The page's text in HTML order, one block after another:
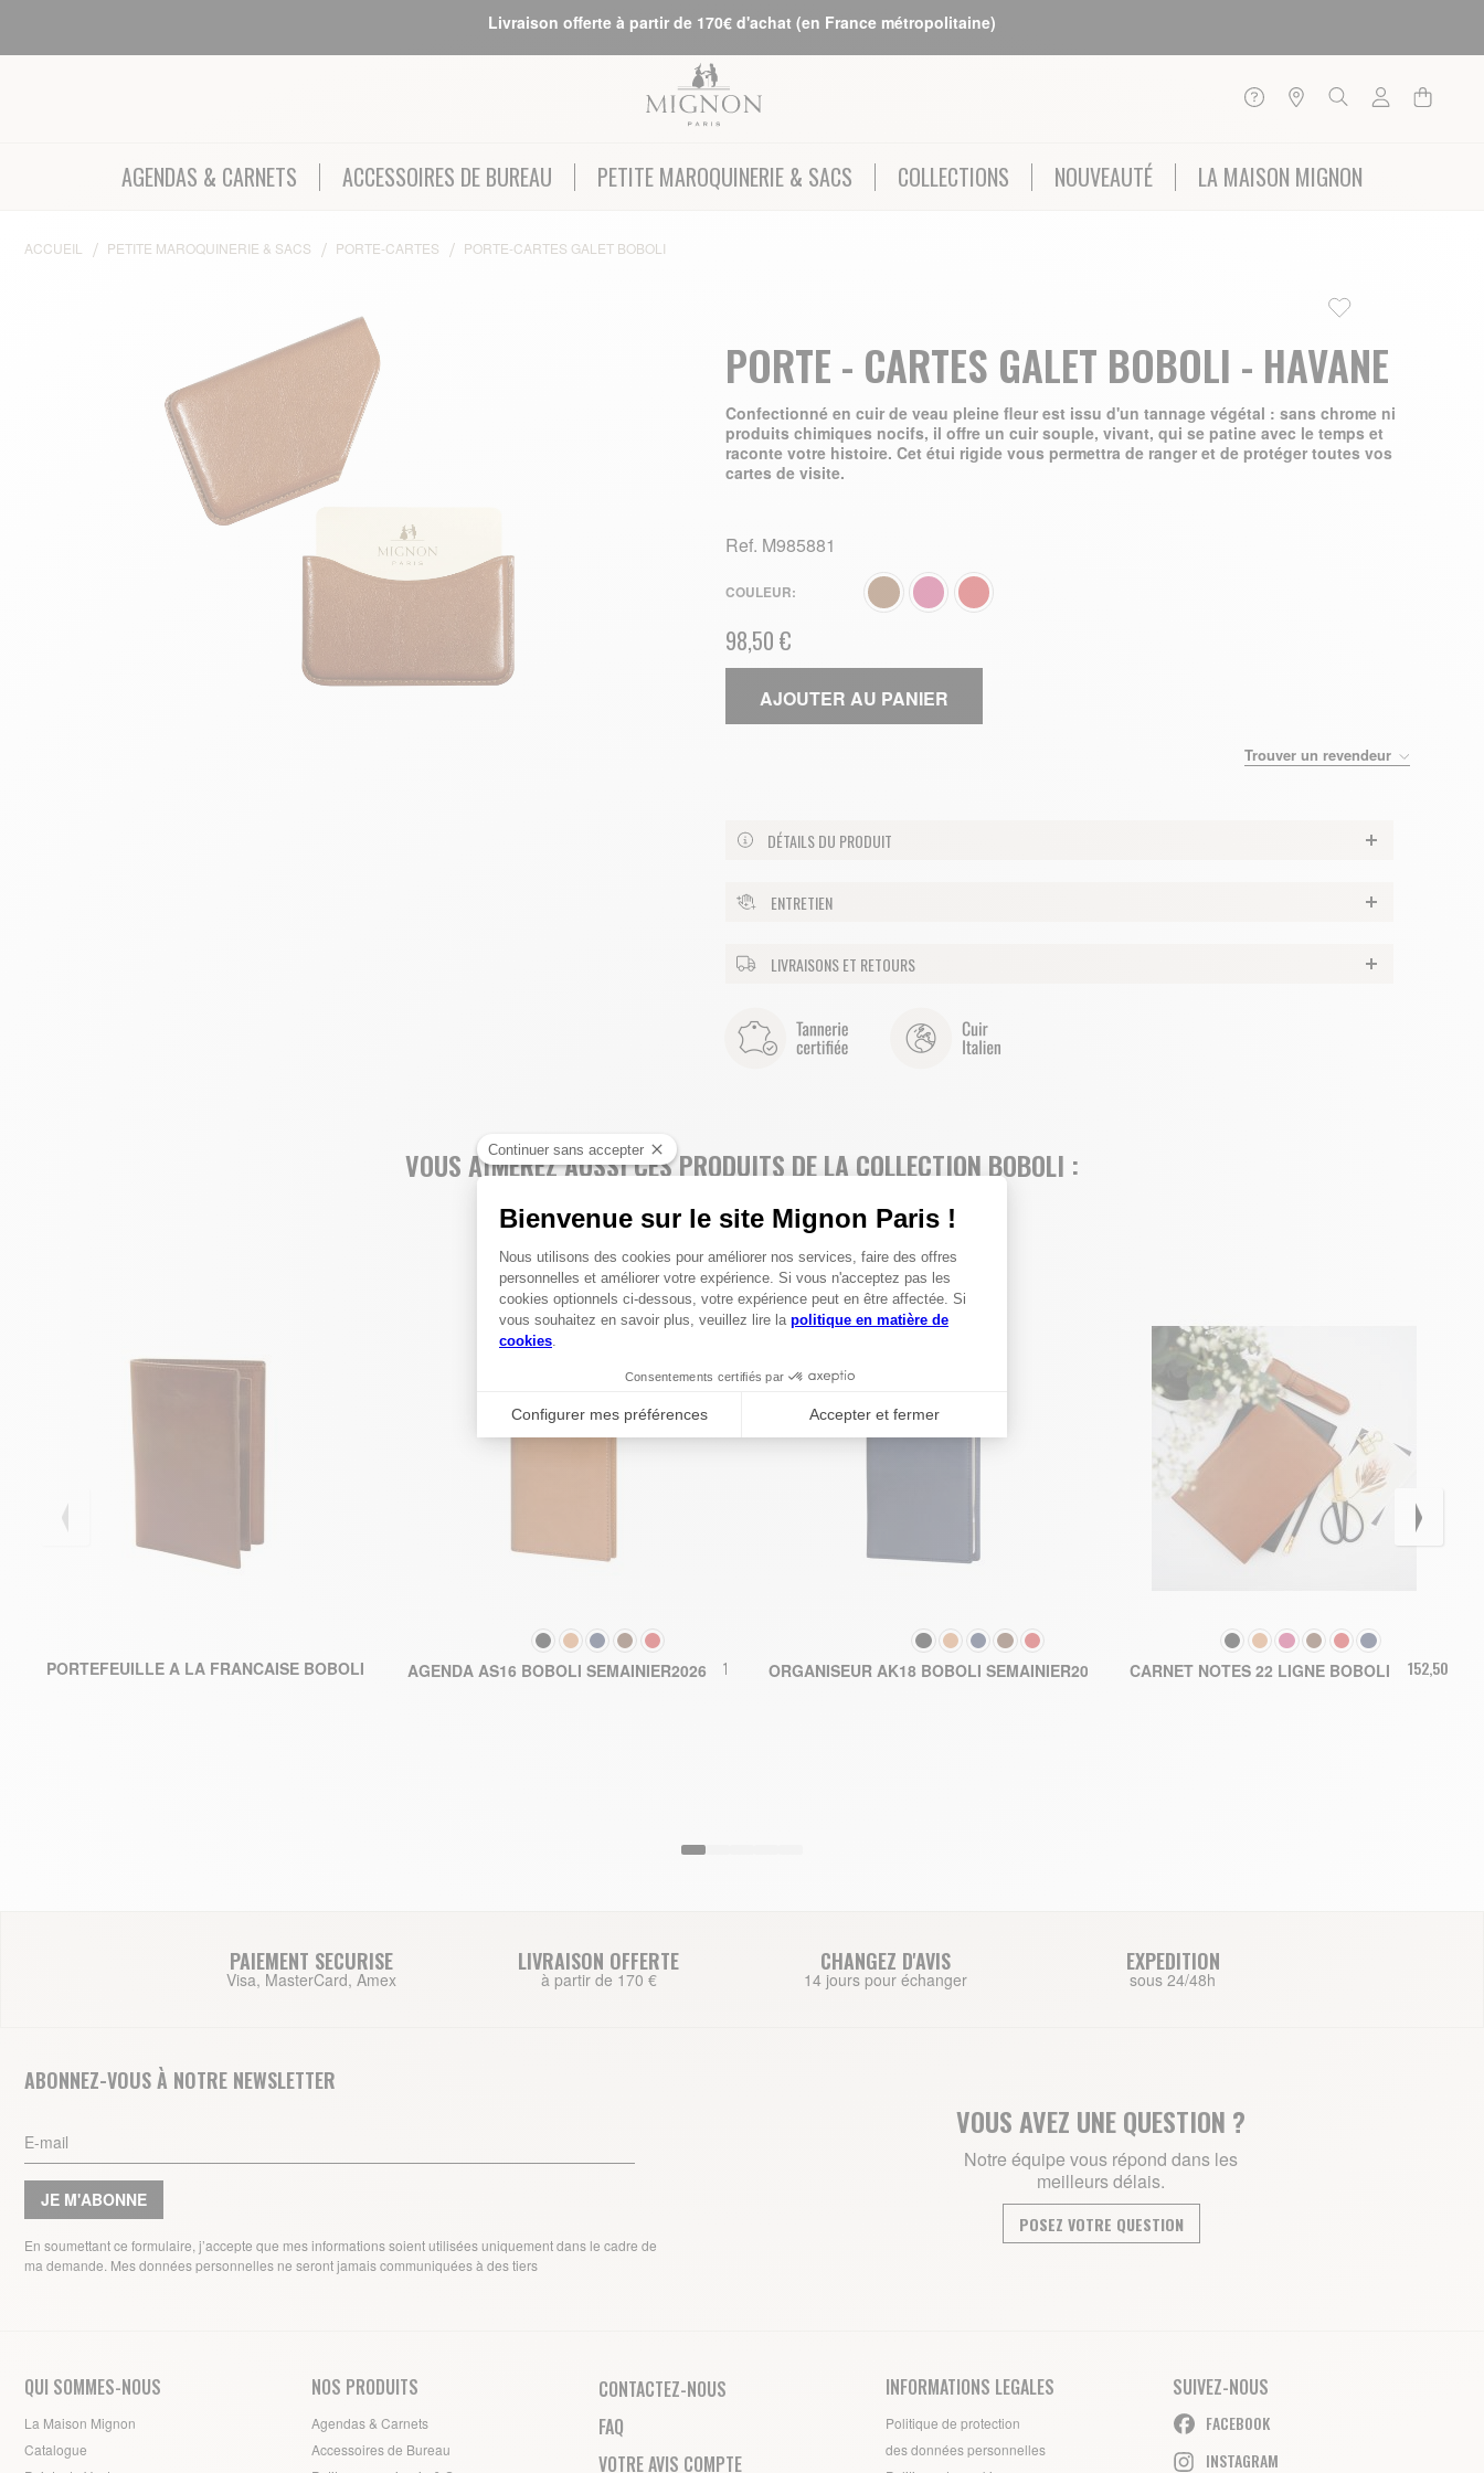
Livraison offerte à partir de 170€ d'achat (en France métropolitaine)
AGENDAS & CARNETS ACCESSOIRES DE BUREAU PETITE MAROQUINERIE & SACS COLLECTIONS NOUVEAUTÉ LA MAISON MIGNON
ACCUEIL PETITE MAROQUINERIE & SACS PORTE-CARTES PORTE-CARTES GALET BOBOLI
PORTE - CARTES GALET BOBOLI - HAVANE
Confectionné en cuir de veau pleine fleur est issu d'un tannage végétal : sans chrome ni
produits chimiques nocifs, il offre un cuir souple, vivant, qui se patine avec le temps et
raconte votre histoire. Cet étui rigide vous permettra de ranger et de protéger toutes vos
cartes de visite.
Ref. M985881
COULEUR
98,50 €
AJOUTER AU PANIER
Trouver un revendeur
DÉTAILS DU PRODUIT
ENTRETIEN
LIVRAISONS ET RETOURS
VOUS AIMEREZ AUSSI CES PRODUITS DE LA COLLECTION BOBOLI :
PORTEFEUILLE A LA FRANCAISE BOBOLI 164,50 €
COULEUR
AGENDA AS16 BOBOLI SEMAINIER2026 160,50 €
COULEUR
ORGANISEUR AK18 BOBOLI SEMAINIER2026 191,40 €
COULEUR
CARNET NOTES 22 LIGNE BOBOLI 152,50 €
PAIEMENT SECURISE
Visa, MasterCard, Amex
LIVRAISON OFFERTE
à partir de 170 €
CHANGEZ D'AVIS
14 jours pour échanger
EXPEDITION
sous 24/48h
ABONNEZ-VOUS À NOTRE NEWSLETTER
JE M'ABONNE
En soumettant ce formulaire, j’accepte que mes informations soient utilisées uniquement dans le cadre de
ma demande. Mes données personnelles ne seront jamais communiquées à des tiers
VOUS AVEZ UNE QUESTION ?
Notre équipe vous répond dans les
meilleurs délais.
POSEZ VOTRE QUESTION
QUI SOMMES-NOUS
La Maison Mignon
Catalogue
NOS PRODUITS
Agendas & Carnets
Accessoires de Bureau
CONTACTEZ-NOUS
FAQ
VOTRE AVIS COMPTE
INFORMATIONS LEGALES
Politique de protection
des données personnelles
SUIVEZ-NOUS
FACEBOOK
INSTAGRAM